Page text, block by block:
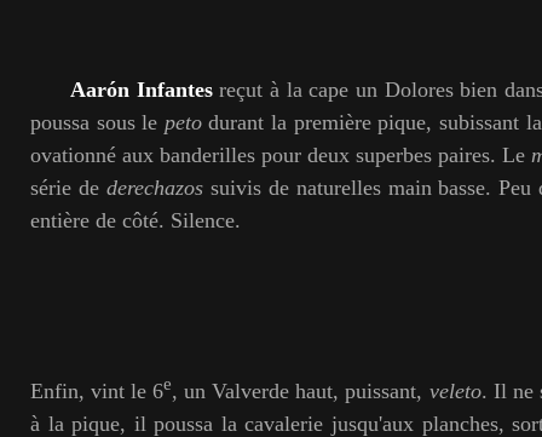
Aarón Infantesreçut à la cape un Dolores bien
poussa sous le petodurant la première pique, subissant
ovationné aux banderilles pour deux superbes paires. Le
série de derechazossuivis de naturelles main basse.
entière de côté. Silence.
Enfin, vint le 6e, un Valverde haut, puissant, veleto. Il ne
à la pique, il poussa la cavalerie jusqu'aux planches,